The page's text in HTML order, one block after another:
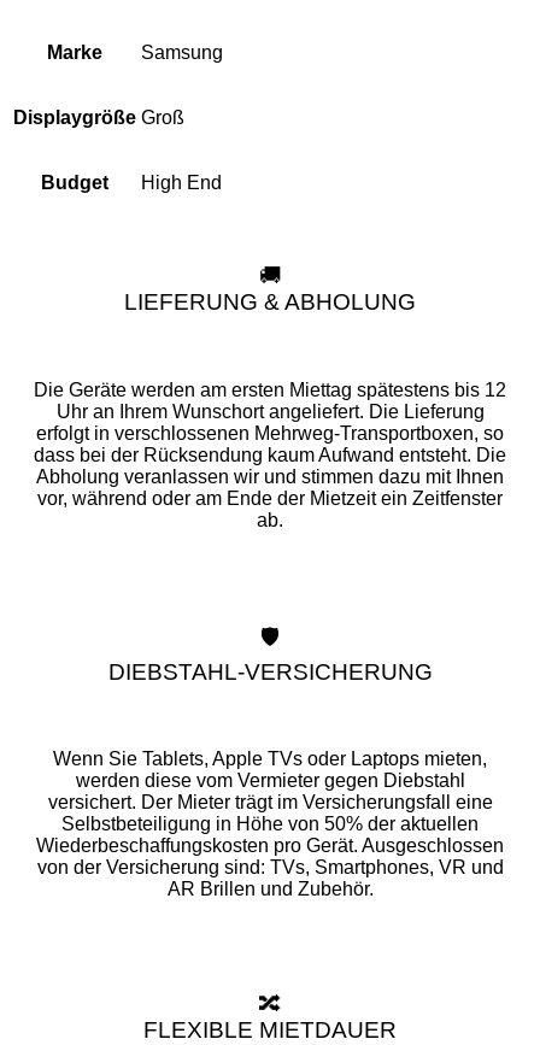
Marke Samsung
Displaygröße Groß
Budget High End
🚚
LIEFERUNG & ABHOLUNG
Die Geräte werden am ersten Miettag spätestens bis 12
Uhr an Ihrem Wunschort angeliefert. Die Lieferung
erfolgt in verschlossenen Mehrweg-Transportboxen, so
dass bei der Rücksendung kaum Aufwand entsteht. Die
Abholung veranlassen wir und stimmen dazu mit Ihnen
vor, während oder am Ende der Mietzeit ein Zeitfenster
ab.
🛡️
DIEBSTAHL-VERSICHERUNG
Wenn Sie Tablets, Apple TVs oder Laptops mieten,
werden diese vom Vermieter gegen Diebstahl
versichert. Der Mieter trägt im Versicherungsfall eine
Selbstbeteiligung in Höhe von 50% der aktuellen
Wiederbeschaffungskosten pro Gerät. Ausgeschlossen
von der Versicherung sind: TVs, Smartphones, VR und
AR Brillen und Zubehör.
🔀
FLEXIBLE MIETDAUER